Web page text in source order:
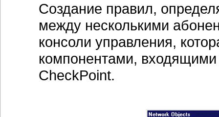
Создание правил,
между несколькими
консоли управления,
компонентами,
CheckPoint.